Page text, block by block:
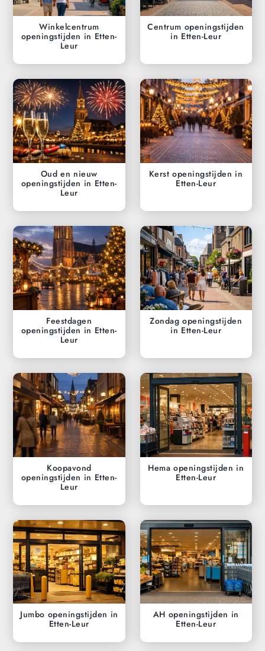
Winkelcentrum
openingstijden in Etten-
Leur
Centrum openingstijden
in Etten-Leur
Oud en nieuw
openingstijden in Etten-
Leur
Kerst openingstijden in
Etten-Leur
Feestdagen
openingstijden in Etten-
Leur
Zondag openingstijden
in Etten-Leur
Koopavond
openingstijden in Etten-
Leur
Hema openingstijden in
Etten-Leur
Jumbo openingstijden in
Etten-Leur
AH openingstijden in
Etten-Leur